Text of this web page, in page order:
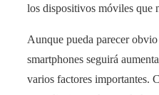
los dispositivos móviles que
Aunque pueda parecer
smartphones seguirá
varios factores importantes.